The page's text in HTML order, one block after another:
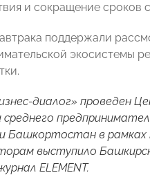
и сокращение
поддержали
экосистемы
диалог» проведен
Башкортостан в
выступило
ELEMENT.